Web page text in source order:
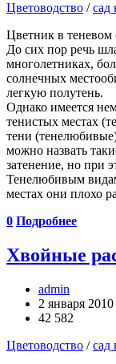
Цветоводство /сад
Цветник в теневом
До сих пор речь
многолетниках,
солнечных
легкую полутень.
Однако имеется
тенистых местах
тени
можно назвать
затенение, но при
Тенелюбивым
местах они плохо
0 Подробнее
Хвойные
admin
2 января 2010
42 582
Цветоводство /сад